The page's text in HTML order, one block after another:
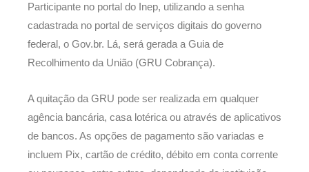
Participante no portal do Inep, utilizando a senha
cadastrada no portal de serviços digitais do governo
federal, o Gov.br. Lá, será gerada a Guia de
Recolhimento da União (GRU Cobrança).
A quitação da GRU pode ser realizada em qualquer
agência bancária, casa lotérica ou através de aplicativos
de bancos. As opções de pagamento são variadas e
incluem Pix, cartão de crédito, débito em conta corrente